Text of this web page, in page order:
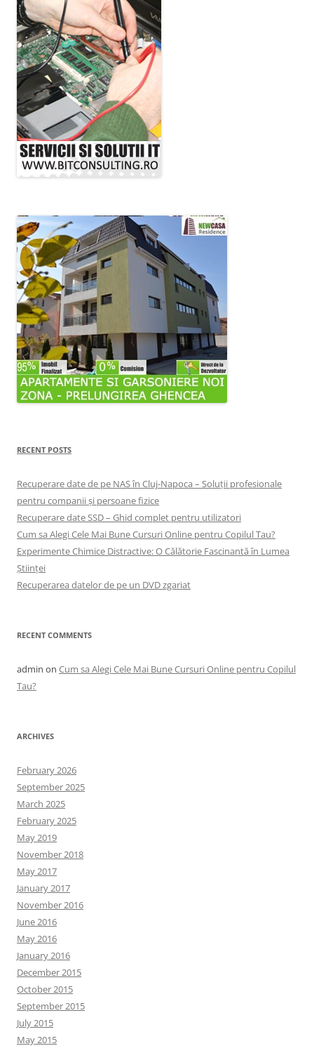
RECENT POSTS
Recuperare date de pe NAS în Cluj-Napoca – Soluții profesionale
pentru companii și persoane fizice
Recuperare date SSD – Ghid complet pentru utilizatori
Cum sa Alegi Cele Mai Bune Cursuri Online pentru Copilul Tau?
Experimente Chimice Distractive: O Călătorie Fascinantă în Lumea
Științei
Recuperarea datelor de pe un DVD zgariat
RECENT COMMENTS
admin on Cum sa Alegi Cele Mai Bune Cursuri Online pentru Copilul
Tau?
ARCHIVES
February 2026
September 2025
March 2025
February 2025
May 2019
November 2018
May 2017
January 2017
November 2016
June 2016
May 2016
January 2016
December 2015
October 2015
September 2015
July 2015
May 2015